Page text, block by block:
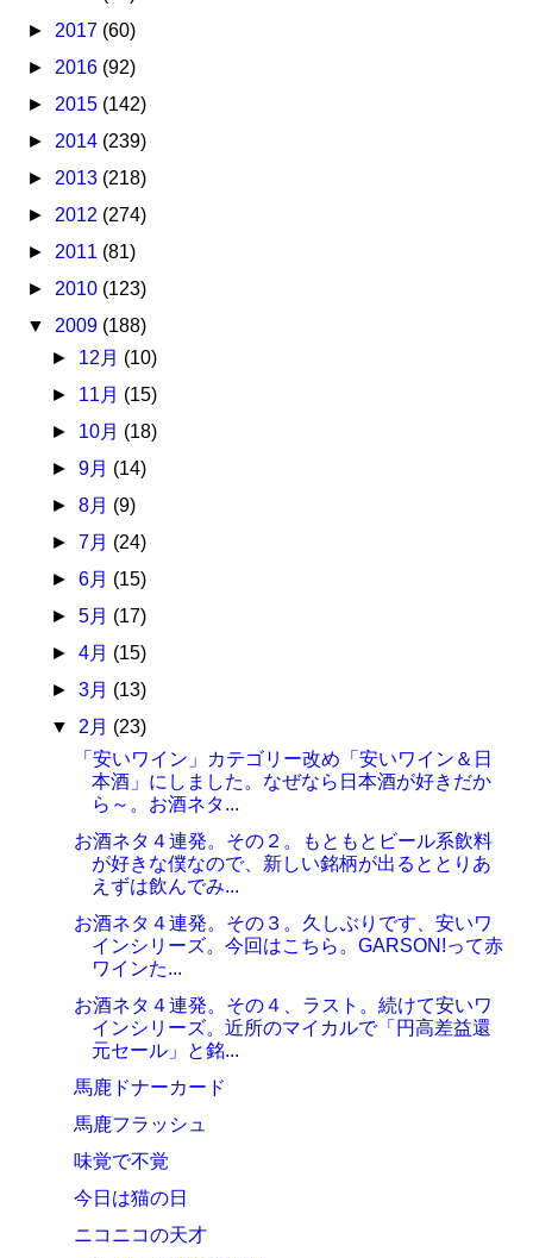
► 2017 (60)
► 2016 (92)
► 2015 (142)
► 2014 (239)
► 2013 (218)
► 2012 (274)
► 2011 (81)
► 2010 (123)
▼ 2009 (188)
► 12月 (10)
► 11月 (15)
► 10月 (18)
► 9月 (14)
► 8月 (9)
► 7月 (24)
► 6月 (15)
► 5月 (17)
► 4月 (15)
► 3月 (13)
▼ 2月 (23)
「安いワイン」カテゴリー改め「安いワイン＆日
本酒」にしました。なぜなら日本酒が好きだか
ら～。お酒ネタ...
お酒ネタ４連発。その２。もともとビール系飲料
が好きな僕なので、新しい銘柄が出るととりあ
えずは飲んでみ...
お酒ネタ４連発。その３。久しぶりです、安いワ
インシリーズ。今回はこちら。GARSON!って赤
ワインた...
お酒ネタ４連発。その４、ラスト。続けて安いワ
インシリーズ。近所のマイカルで「円高差益還
元セール」と銘...
馬鹿ドナーカード
馬鹿フラッシュ
味覚で不覚
今日は猫の日
ニコニコの天才